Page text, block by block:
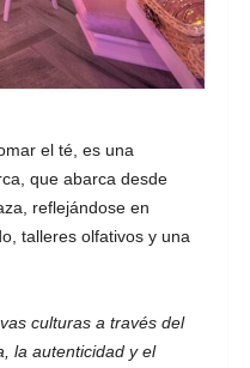
el té, es una
que abarca desde
reflejándose en
talleres olfativos y una
culturas a través del
la autenticidad y el